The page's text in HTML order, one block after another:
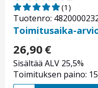
Tuotenro:
(1)
Toimitusaika-
26,90 €
Sisältää ALV 25,5%
Toimituksen paino: